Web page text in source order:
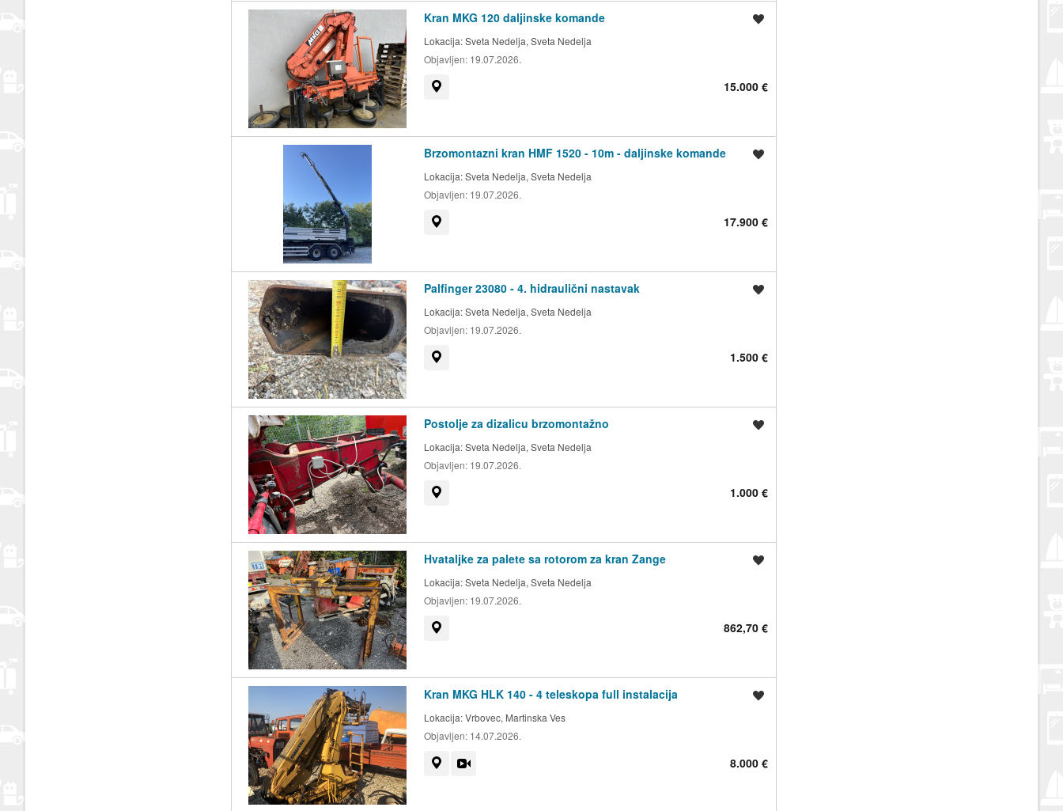
Kran MKG 120 daljinske komande
Lokacija:Sveta Nedelja, Sveta Nedelja
Objavljen: 19.07.2026.
15.000 €
Brzomontazni kran HMF 1520 - 10m - daljinske komande
Lokacija:Sveta Nedelja, Sveta Nedelja
Objavljen: 19.07.2026.
17.900 €
Palfinger 23080 - 4. hidraulični nastavak
Lokacija:Sveta Nedelja, Sveta Nedelja
Objavljen: 19.07.2026.
1.500 €
Postolje za dizalicu brzomontažno
Lokacija:Sveta Nedelja, Sveta Nedelja
Objavljen: 19.07.2026.
1.000 €
Hvataljke za palete sa rotorom za kran Zange
Lokacija:Sveta Nedelja, Sveta Nedelja
Objavljen: 19.07.2026.
862,70 €
Kran MKG HLK 140 - 4 teleskopa full instalacija
Lokacija:Vrbovec, Martinska Ves
Objavljen: 14.07.2026.
8.000 €